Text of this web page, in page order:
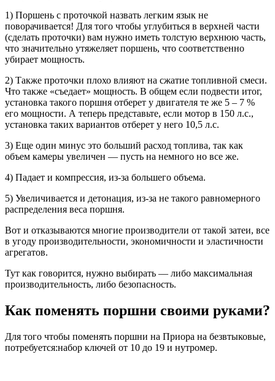
1) Поршень с проточкой назвать легким язык не
поворачивается! Для того чтобы углубиться в верхней части
(сделать проточки) вам нужно иметь толстую верхнюю часть,
что значительно утяжеляет поршень, что соответственно
убирает мощность.
2) Также проточки плохо влияют на сжатие топливной смеси.
Что также «съедает» мощность. В общем если подвести итог,
установка такого поршня отберет у двигателя те же 5 – 7 %
его мощности. А теперь представьте, если мотор в 150 л.с.,
установка таких вариантов отберет у него 10,5 л.с.
3) Еще один минус это больший расход топлива, так как
объем камеры увеличен — пусть на немного но все же.
4) Падает и компрессия, из-за большего объема.
5) Увеличивается и детонация, из-за не такого равномерного
распределения веса поршня.
Вот и отказываются многие производители от такой затеи, все
в угоду производительности, экономичности и эластичности
агрегатов.
Тут как говорится, нужно выбирать — либо максимальная
производительность, либо безопасность.
Как поменять поршни своими руками?
Для того чтобы поменять поршни на Приора на безвтыковые,
потребуется:набор ключей от 10 до 19 и нутромер.